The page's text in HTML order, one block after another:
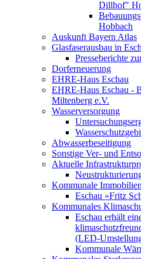
Dillhof"
Hobbach
Auskunft Bayern Atlas
Glasfaserausbau in
Presseberichte
Dorferneuerung
EHRE-Haus Eschau
EHRE-Haus Eschau -
Miltenberg e.V.
Wasserversorgung
Abwasserbeseitigung
Sonstige Ver- und
Aktuelle
Kommunale
Eschau »Fritz
Kommunales
Eschau erhält
(LED-
Kommunale